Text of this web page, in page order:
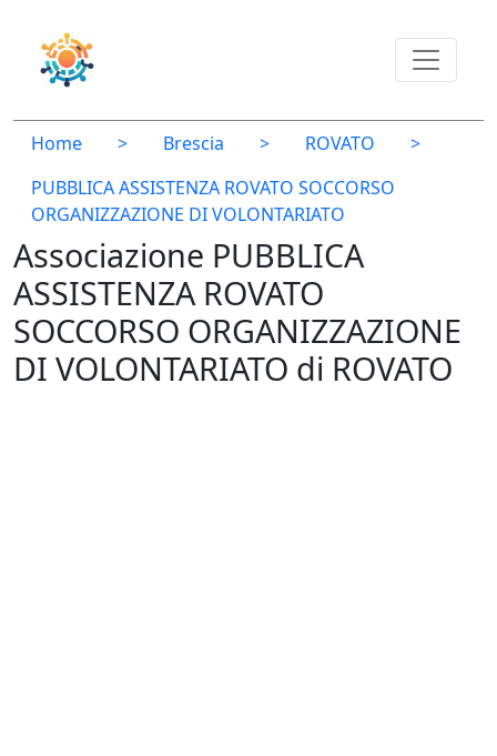
Home > Brescia > ROVATO
>
PUBBLICA ASSISTENZA ROVATO SOCCORSO
ORGANIZZAZIONE DI VOLONTARIATO
Associazione PUBBLICA
ASSISTENZA ROVATO
SOCCORSO ORGANIZZAZIONE
DI VOLONTARIATO di ROVATO